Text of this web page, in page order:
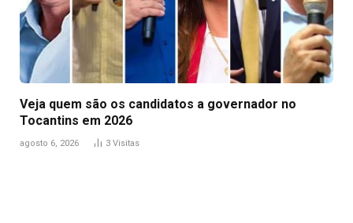
Veja quem são os candidatos a governador no
Tocantins em 2026
agosto 6, 2026 3 Visitas